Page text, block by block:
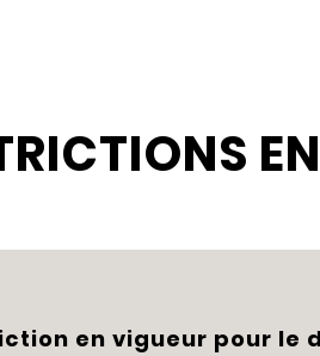
en vigueur pour